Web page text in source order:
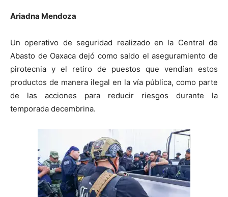
Ariadna Mendoza
Un operativo de seguridad realizado en la Central de
Abasto de Oaxaca dejó como saldo el aseguramiento de
pirotecnia y el retiro de puestos que vendían estos
productos de manera ilegal en la vía pública, como parte
de las acciones para reducir riesgos durante la
temporada decembrina.